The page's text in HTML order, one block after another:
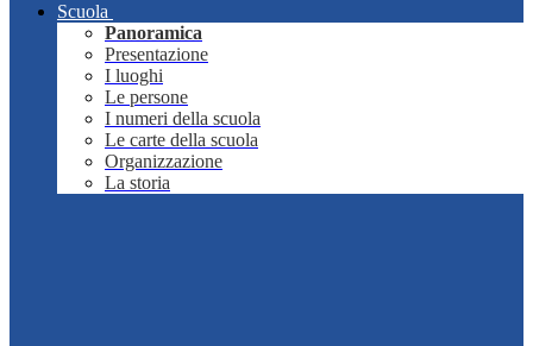
Scuola
Panoramica
Presentazione
I luoghi
Le persone
I numeri della scuola
Le carte della scuola
Organizzazione
La storia